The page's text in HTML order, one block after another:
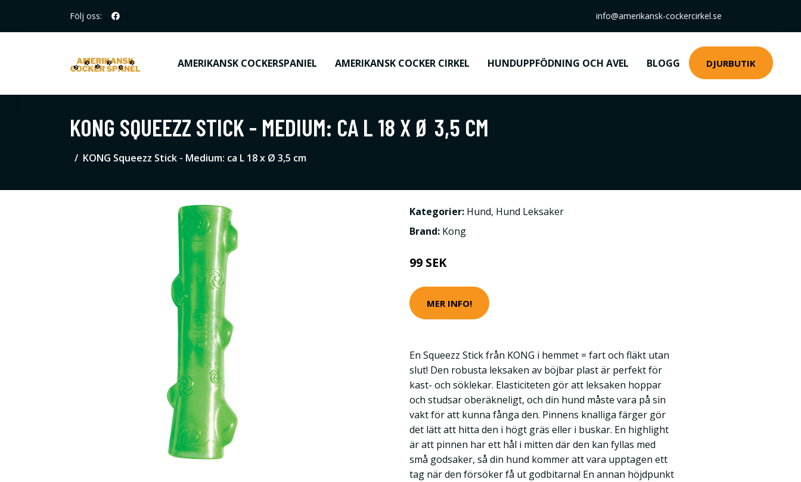
Följ oss: info@amerikansk-cockercirkel.se
AMERIKANSK COCKERSPANIEL AMERIKANSK COCKER CIRKEL HUNDUPPFÖDNING OCH AVEL BLOGG DJURBUTIK
KONG SQUEEZZ STICK - MEDIUM: CA L 18 X Ø 3,5 CM
KONG Squeezz Stick - Medium: ca L 18 x Ø 3,5 cm
Kategorier: Hund, Hund Leksaker
Brand: Kong
99 SEK
MER INFO!
En Squeezz Stick från KONG i hemmet = fart och fläkt utan
slut! Den robusta leksaken av böjbar plast är perfekt för
kast- och söklekar. Elasticiteten gör att leksaken hoppar
och studsar oberäkneligt, och din hund måste vara på sin
vakt för att kunna fånga den. Pinnens knalliga färger gör
det lätt att hitta den i högt gräs eller i buskar. En highlight
är att pinnen har ett hål i mitten där den kan fyllas med
små godsaker, så din hund kommer att vara upptagen ett
tag när den försöker få ut godbitarna! En annan höjdpunkt